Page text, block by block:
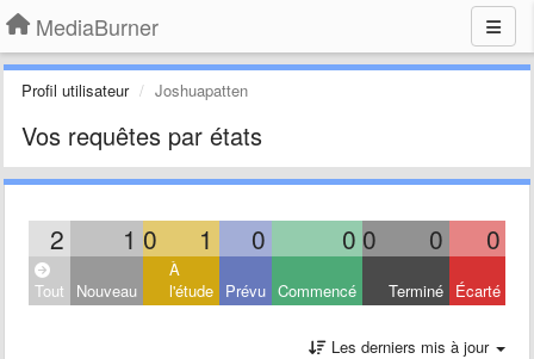
MediaBurner
Profil utilisateur Joshuapatten
Vos requêtes par états
2 1 0 1 0 0 0 0 0
Tout Nouveau
À
l'étude Prévu Commencé Terminé Écarté
Les derniers mis à jour